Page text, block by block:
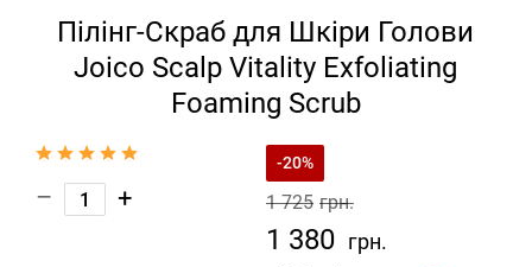
Пілінг-Скраб для Шкіри Голови
Joico Scalp Vitality Exfoliating
Foaming Scrub
– +
-20%
1 725 грн.
1 380 грн.